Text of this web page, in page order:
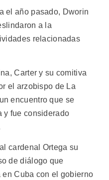
el año pasado, Dworin
a la
relacionadas
Carter y su comitiva
el arzobispo de La
encuentro que se
y fue considerado
cardenal Ortega su
de diálogo que
Cuba con el gobierno